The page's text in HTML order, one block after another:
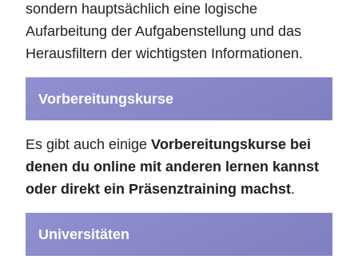
sondern hauptsächlich eine logische
Aufarbeitung der Aufgabenstellung und das
Herausfiltern der wichtigsten Informationen.
Vorbereitungskurse
Es gibt auch einige Vorbereitungskurse bei
denen du online mit anderen lernen kannst
oder direkt ein Präsenztraining machst.
Universitäten